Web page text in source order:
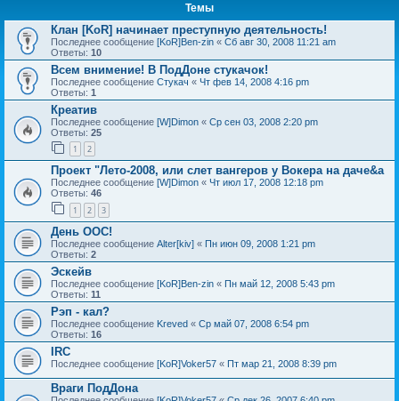
Темы
Клан [KoR] начинает преступную деятельность!
Последнее сообщение [KoR]Ben-zin « Сб авг 30, 2008 11:21 am
Ответы: 10
Всем внимение! В ПодДоне стукачок!
Последнее сообщение Стукач « Чт фев 14, 2008 4:16 pm
Ответы: 1
Креатив
Последнее сообщение [W]Dimon « Ср сен 03, 2008 2:20 pm
Ответы: 25
1 2
Проект "Лето-2008, или слет вангеров у Вокера на даче&a
Последнее сообщение [W]Dimon « Чт июл 17, 2008 12:18 pm
Ответы: 46
1 2 3
День ООС!
Последнее сообщение Alter[kiv] « Пн июн 09, 2008 1:21 pm
Ответы: 2
Эскейв
Последнее сообщение [KoR]Ben-zin « Пн май 12, 2008 5:43 pm
Ответы: 11
Рэп - кал?
Последнее сообщение Kreved « Ср май 07, 2008 6:54 pm
Ответы: 16
IRC
Последнее сообщение [KoR]Voker57 « Пт мар 21, 2008 8:39 pm
Враги ПодДона